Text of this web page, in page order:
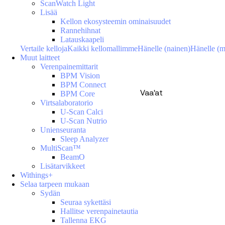
Vaa'at
ScanWatch Light
Lisää
Kellon ekosysteemin ominaisuudet
Rannehihnat
Latauskaapeli
Vertaile kellojaKaikki kellomallimmeHänelle (nainen)Hänelle
Muut laitteet
Verenpainemittarit
BPM Vision
BPM Connect
BPM Core
Virtsalaboratorio
U-Scan Calci
U-Scan Nutrio
Unienseuranta
Sleep Analyzer
MultiScan™
BeamO
Lisätarvikkeet
Withings+
Selaa tarpeen mukaan
Sydän
Seuraa sykettäsi
Hallitse verenpainetautia
Tallenna EKG